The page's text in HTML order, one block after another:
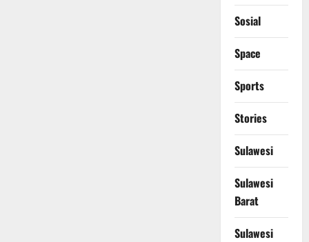
Sosial
Space
Sports
Stories
Sulawesi
Sulawesi
Barat
Sulawesi